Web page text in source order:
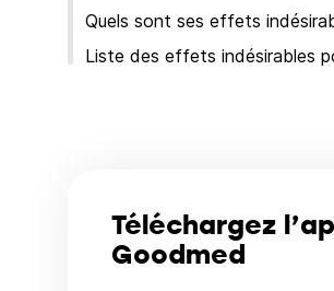
Quels sont ses effets
Liste des effets indésirables
Téléchargez
Goodmed